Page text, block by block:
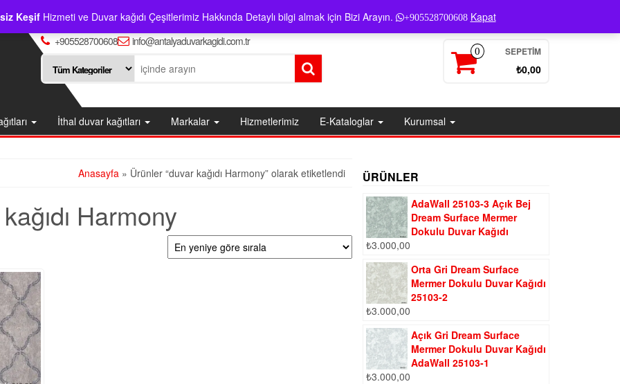
KeşifHizmeti ve Duvar kağıdı Çeşitlerimiz Hakkında Detaylı bilgi almak için Bizi Arayın. +905528700608 Kapat
+905528700608 info@antalyaduvarkagidi.com.tr
0 SEPETIM
₺0,00
İthal duvar kağıtları Markalar Hizmetlerimiz E-Kataloglar Kurumsal
Anasayfa » Ürünler “duvar kağıdı Harmony” olarak etiketlendi
Harmony
ÜRÜNLER
AdaWall 25103-3 Açık Bej
Dream Surface Mermer
Dokulu Duvar Kağıdı
₺3.000,00
Orta Gri Dream Surface
Mermer Dokulu Duvar Kağıdı
25103-2
₺3.000,00
Açık Gri Dream Surface
Mermer Dokulu Duvar Kağıdı
AdaWall 25103-1
₺3.000,00